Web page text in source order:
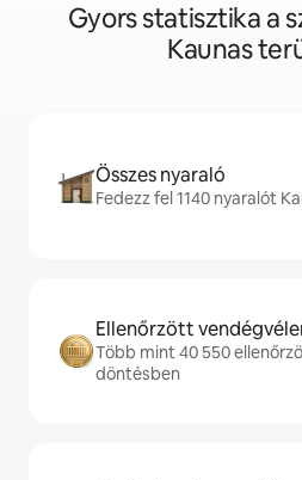
Gyors statisztika a
Kaunas
Összes nyaraló
Fedezz fel 1140 nyaralót
Ellenőrzött
Több mint 40 550
döntésben